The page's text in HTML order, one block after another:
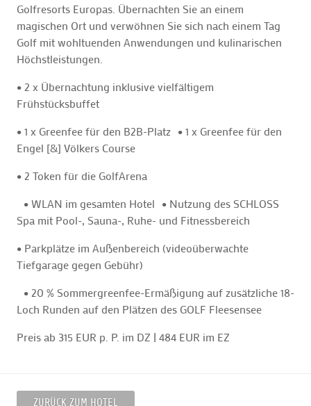
Golfresorts Europas. Übernachten Sie an einem
magischen Ort und verwöhnen Sie sich nach einem Tag
Golf mit wohltuenden Anwendungen und kulinarischen
Höchstleistungen.
• 2 x Übernachtung inklusive vielfältigem
Frühstücksbuffet
• 1 x Greenfee für den B2B-Platz • 1 x Greenfee für den
Engel [&] Völkers Course
• 2 Token für die GolfArena
• WLAN im gesamten Hotel • Nutzung des SCHLOSS
Spa mit Pool-, Sauna-, Ruhe- und Fitnessbereich
• Parkplätze im Außenbereich (videoüberwachte
Tiefgarage gegen Gebühr)
• 20 % Sommergreenfee-Ermäßigung auf zusätzliche 18-
Loch Runden auf den Plätzen des GOLF Fleesensee
Preis ab 315 EUR p. P. im DZ | 484 EUR im EZ
ZURÜCK ZUM HOTEL